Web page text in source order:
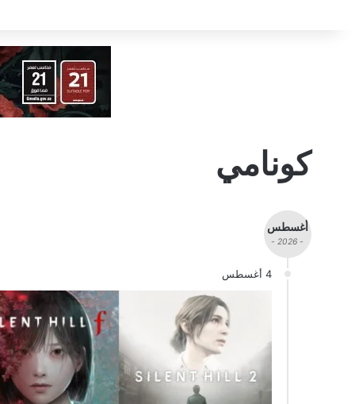
كونامي
أغسطس
- 2026 -
4 أغسطس